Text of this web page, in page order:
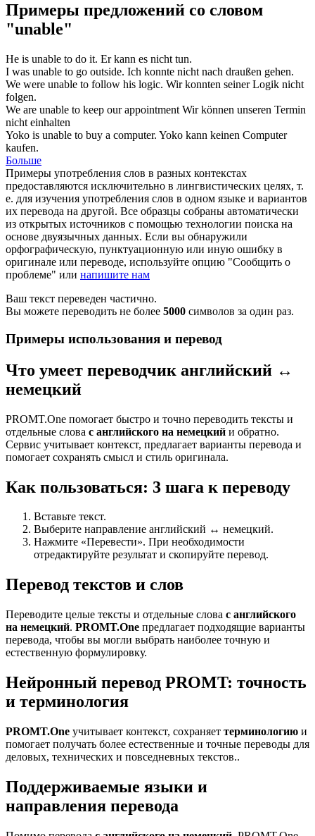
Примеры предложений со словом
"unable"
He is unable to do it. Er kann es nicht tun.
I was unable to go outside. Ich konnte nicht nach draußen gehen.
We were unable to follow his logic. Wir konnten seiner Logik nicht
folgen.
We are unable to keep our appointment Wir können unseren Termin
nicht einhalten
Yoko is unable to buy a computer. Yoko kann keinen Computer
kaufen.
Больше
Примеры употребления слов в разных контекстах
предоставляются исключительно в лингвистических целях, т.
е. для изучения употребления слов в одном языке и вариантов
их перевода на другой. Все образцы собраны автоматически
из открытых источников с помощью технологии поиска на
основе двуязычных данных. Если вы обнаружили
орфографическую, пунктуационную или иную ошибку в
оригинале или переводе, используйте опцию "Сообщить о
проблеме" или напишите нам
Ваш текст переведен частично.
Вы можете переводить не более 5000 символов за один раз.
Примеры использования и перевод
Что умеет переводчик английский ↔
немецкий
PROMT.One помогает быстро и точно переводить тексты и
отдельные слова с английского на немецкий и обратно.
Сервис учитывает контекст, предлагает варианты перевода и
помогает сохранять смысл и стиль оригинала.
Как пользоваться: 3 шага к переводу
Вставьте текст.
Выберите направление английский ↔ немецкий.
Нажмите «Перевести». При необходимости
отредактируйте результат и скопируйте перевод.
Перевод текстов и слов
Переводите целые тексты и отдельные слова с английского
на немецкий. PROMT.One предлагает подходящие варианты
перевода, чтобы вы могли выбрать наиболее точную и
естественную формулировку.
Нейронный перевод PROMT: точность
и терминология
PROMT.One учитывает контекст, сохраняет терминологию и
помогает получать более естественные и точные переводы для
деловых, технических и повседневных текстов..
Поддерживаемые языки и
направления перевода